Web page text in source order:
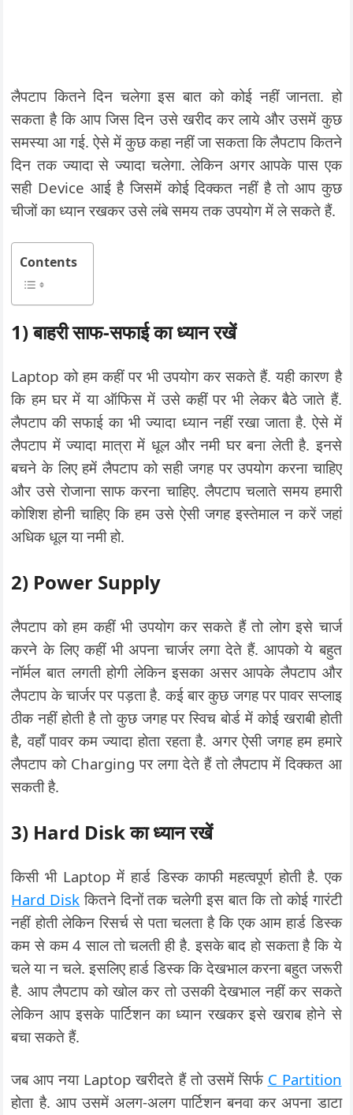
लैपटाप कितने दिन चलेगा इस बात को कोई नहीं जानता. हो
सकता है कि आप जिस दिन उसे खरीद कर लाये और उसमें कुछ
समस्या आ गई. ऐसे में कुछ कहा नहीं जा सकता कि लैपटाप कितने
दिन तक ज्यादा से ज्यादा चलेगा. लेकिन अगर आपके पास एक
सही Device आई है जिसमें कोई दिक्कत नहीं है तो आप कुछ
चीजों का ध्यान रखकर उसे लंबे समय तक उपयोग में ले सकते हैं.
Contents
1) बाहरी साफ-सफाई का ध्यान रखें
Laptop को हम कहीं पर भी उपयोग कर सकते हैं. यही कारण है
कि हम घर में या ऑफिस में उसे कहीं पर भी लेकर बैठे जाते हैं.
लैपटाप की सफाई का भी ज्यादा ध्यान नहीं रखा जाता है. ऐसे में
लैपटाप में ज्यादा मात्रा में धूल और नमी घर बना लेती है. इनसे
बचने के लिए हमें लैपटाप को सही जगह पर उपयोग करना चाहिए
और उसे रोजाना साफ करना चाहिए. लैपटाप चलाते समय हमारी
कोशिश होनी चाहिए कि हम उसे ऐसी जगह इस्तेमाल न करें जहां
अधिक धूल या नमी हो.
2) Power Supply
लैपटाप को हम कहीं भी उपयोग कर सकते हैं तो लोग इसे चार्ज
करने के लिए कहीं भी अपना चार्जर लगा देते हैं. आपको ये बहुत
नॉर्मल बात लगती होगी लेकिन इसका असर आपके लैपटाप और
लैपटाप के चार्जर पर पड़ता है. कई बार कुछ जगह पर पावर सप्लाइ
ठीक नहीं होती है तो कुछ जगह पर स्विच बोर्ड में कोई खराबी होती
है, वहाँ पावर कम ज्यादा होता रहता है. अगर ऐसी जगह हम हमारे
लैपटाप को Charging पर लगा देते हैं तो लैपटाप में दिक्कत आ
सकती है.
3) Hard Disk का ध्यान रखें
किसी भी Laptop में हार्ड डिस्क काफी महत्वपूर्ण होती है. एक
Hard Disk कितने दिनों तक चलेगी इस बात कि तो कोई गारंटी
नहीं होती लेकिन रिसर्च से पता चलता है कि एक आम हार्ड डिस्क
कम से कम 4 साल तो चलती ही है. इसके बाद हो सकता है कि ये
चले या न चले. इसलिए हार्ड डिस्क कि देखभाल करना बहुत जरूरी
है. आप लैपटाप को खोल कर तो उसकी देखभाल नहीं कर सकते
लेकिन आप इसके पार्टिशन का ध्यान रखकर इसे खराब होने से
बचा सकते हैं.
जब आप नया Laptop खरीदते हैं तो उसमें सिर्फ C Partition
होता है. आप उसमें अलग-अलग पार्टिशन बनवा कर अपना डाटा